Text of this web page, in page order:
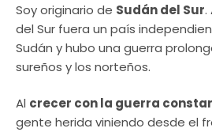
Soy originario de Sudán del Sur.
del Sur fuera un país
Sudán y hubo una guerra
sureños y los norteños.
Al crecer con la guerra
gente herida viniendo desde el